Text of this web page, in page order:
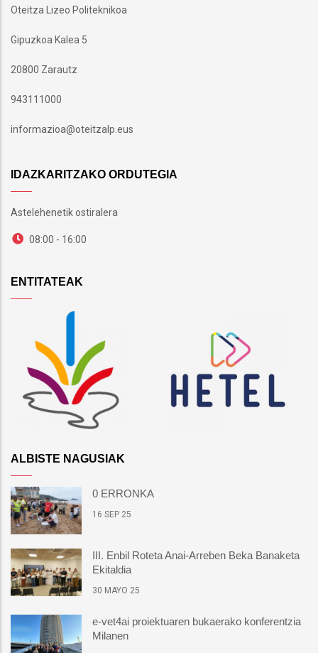
Oteitza Lizeo Politeknikoa
Gipuzkoa Kalea 5
20800 Zarautz
943111000
informazioa@oteitzalp.eus
IDAZKARITZAKO ORDUTEGIA
Astelehenetik ostiralera
08:00 - 16:00
ENTITATEAK
ALBISTE NAGUSIAK
0 ERRONKA
16 SEP 25
III. Enbil Roteta Anai-Arreben Beka Banaketa
Ekitaldia
30 MAYO 25
e-vet4ai proiektuaren bukaerako konferentzia
Milanen